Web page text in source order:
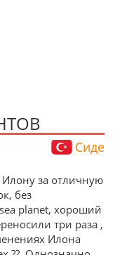
Сиде
за отличную
без
planet, хороший
три раза ,
Илона